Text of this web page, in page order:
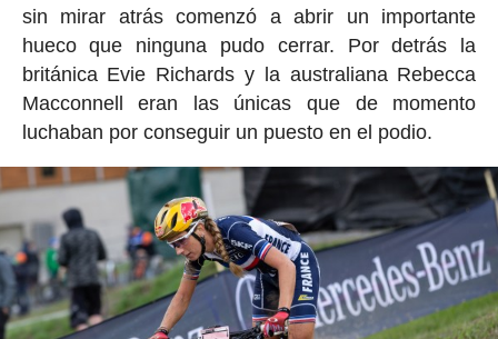
sin mirar atrás comenzó a abrir un importante
hueco que ninguna pudo cerrar. Por detrás la
británica Evie Richards y la australiana Rebecca
Macconnell eran las únicas que de momento
luchaban por conseguir un puesto en el podio.